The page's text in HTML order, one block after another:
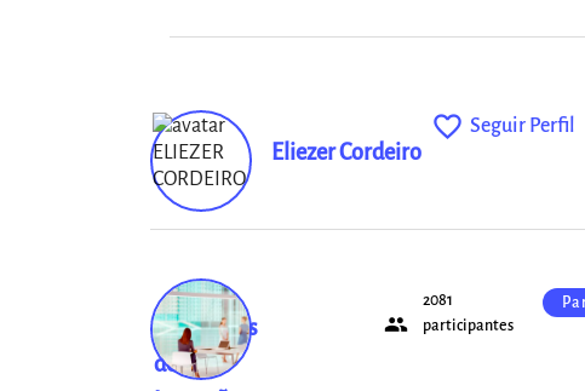
Eliezer Cordeiro
favorite_outline Seguir Perfil
Ambientes
de
people
2081
participantes